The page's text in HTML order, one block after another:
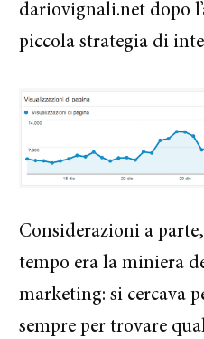
dariovignali.net dopo
piccola strategia di
Considerazioni a
tempo era la miniera
marketing: si cercava
sempre per trovare